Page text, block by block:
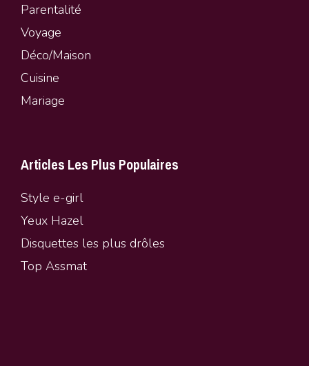
Parentalité
Voyage
Déco/Maison
Cuisine
Mariage
Articles Les Plus Populaires
Style e-girl
Yeux Hazel
Disquettes les plus drôles
Top Assmat